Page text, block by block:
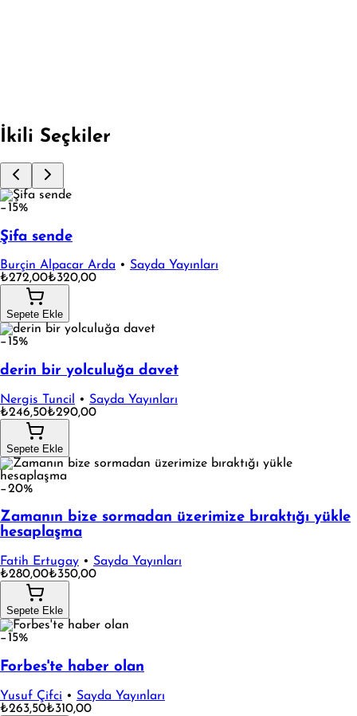
Fırsata Git
İkili Seçkiler
−15%
Şifa sende
Burçin Alpacar Arda • Sayda Yayınları
₺272,00₺320,00
Sepete Ekle
−15%
derin bir yolculuğa davet
Nergis Tuncil • Sayda Yayınları
₺246,50₺290,00
Sepete Ekle
−20%
Zamanın bize sormadan üzerimize bıraktığı yükle
hesaplaşma
Fatih Ertugay • Sayda Yayınları
₺280,00₺350,00
Sepete Ekle
−15%
Forbes'te haber olan
Yusuf Çifci • Sayda Yayınları
₺263,50₺310,00